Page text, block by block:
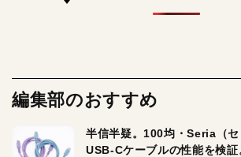
編集部のおすすめ
半信半疑。100均・Seria（
USB-Cケーブルの性能を検